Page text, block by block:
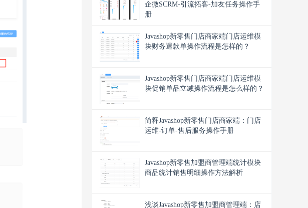
企微SCRM-引流拓客-加友任务操作手
册
Javashop新零售门店商家端门店运维模
块财务退款单操作流程是怎样的？
Javashop新零售门店商家端门店运维模
块促销单品立减操作流程是怎么样的？
简释Javashop新零售门店商家端：门店
运维-订单-售后服务操作手册
Javashop新零售加盟商管理端统计模块
商品统计销售明细操作方法解析
浅谈Javashop新零售加盟商管理端：店